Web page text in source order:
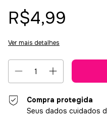
R$4,99
Ver mais detalhes
Compra protegida
Seus dados cuidados